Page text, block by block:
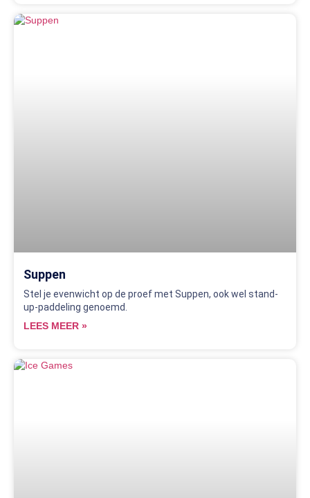
Suppen
Stel je evenwicht op de proef met Suppen, ook wel stand-
up-paddeling genoemd.
LEES MEER »